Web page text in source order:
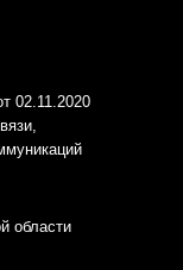
02.11.2020
области